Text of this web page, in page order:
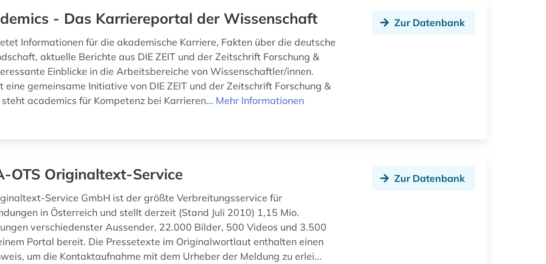
- Das Karriereportal der Wissenschaft
Informationen für die akademische Karriere, Fakten über die deutsche
aktuelle Berichte aus DIE ZEIT und der Zeitschrift Forschung &
Einblicke in die Arbeitsbereiche von Wissenschaftler/innen.
eine gemeinsame Initiative von DIE ZEIT und der Zeitschrift Forschung &
academics für Kompetenz bei Karrieren... Mehr Informationen
Zur Datenbank
OTS Originaltext-Service
Service GmbH ist der größte Verbreitungsservice für
in Österreich und stellt derzeit (Stand Juli 2010) 1,15 Mio.
verschiedenster Aussender, 22.000 Bilder, 500 Videos und 3.500
Portal bereit. Die Pressetexte im Originalwortlaut enthalten einen
um die Kontaktaufnahme mit dem Urheber der Meldung zu erlei...
Zur Datenbank